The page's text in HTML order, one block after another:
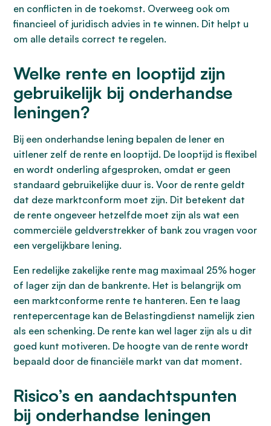
en conflicten in de toekomst. Overweeg ook om
financieel of juridisch advies in te winnen. Dit helpt u
om alle details correct te regelen.
Welke rente en looptijd zijn
gebruikelijk bij onderhandse
leningen?
Bij een onderhandse lening bepalen de lener en
uitlener zelf de rente en looptijd. De looptijd is flexibel
en wordt onderling afgesproken, omdat er geen
standaard gebruikelijke duur is. Voor de rente geldt
dat deze marktconform moet zijn. Dit betekent dat
de rente ongeveer hetzelfde moet zijn als wat een
commerciële geldverstrekker of bank zou vragen voor
een vergelijkbare lening.
Een redelijke zakelijke rente mag maximaal 25% hoger
of lager zijn dan de bankrente. Het is belangrijk om
een marktconforme rente te hanteren. Een te laag
rentepercentage kan de Belastingdienst namelijk zien
als een schenking. De rente kan wel lager zijn als u dit
goed kunt motiveren. De hoogte van de rente wordt
bepaald door de financiële markt van dat moment.
Risico’s en aandachtspunten
bij onderhandse leningen